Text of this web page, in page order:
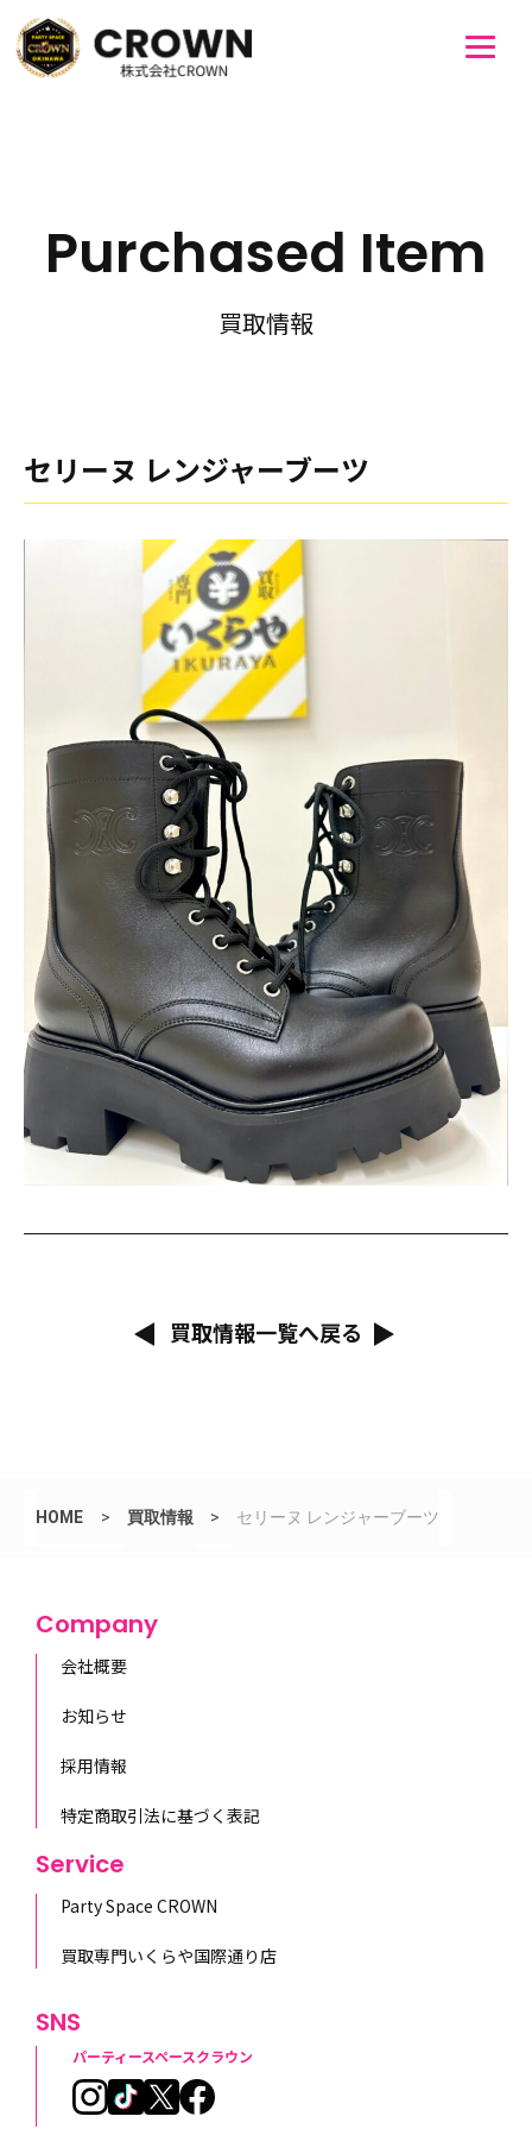
Purchased Item
買取情報
セリーヌ レンジャーブーツ
買取情報一覧へ戻る
HOME > 買取情報 > セリーヌ レンジャーブーツ
Company
会社概要
お知らせ
採用情報
特定商取引法に基づく表記
Service
Party Space CROWN
買取専門いくらや国際通り店
SNS
パーティースペースクラウン